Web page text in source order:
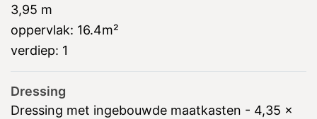
3,95 m
oppervlak: 16.4m²
verdiep: 1
Dressing
Dressing met ingebouwde maatkasten - 4,35 x